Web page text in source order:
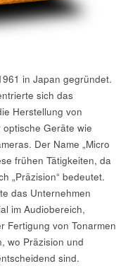
in Japan gegründet.
sich das
Herstellung von
Geräte wie
Der Name „Micro
frühen Tätigkeiten, da
„Präzision“ bedeutet.
das Unternehmen
im Audiobereich,
Fertigung von Tonarmen
wo Präzision und
sind.